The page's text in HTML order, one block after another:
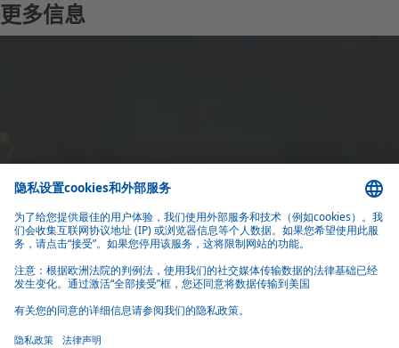
更多信息